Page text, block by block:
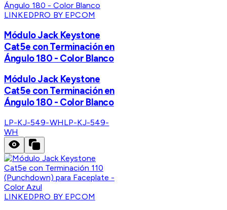
LINKEDPRO BY EPCOM
Módulo Jack Keystone
Cat5e con Terminación en
Ángulo 180 - Color Blanco
Módulo Jack Keystone
Cat5e con Terminación en
Ángulo 180 - Color Blanco
LP-KJ-549-WHLP-KJ-549-
WH
LINKEDPRO BY EPCOM